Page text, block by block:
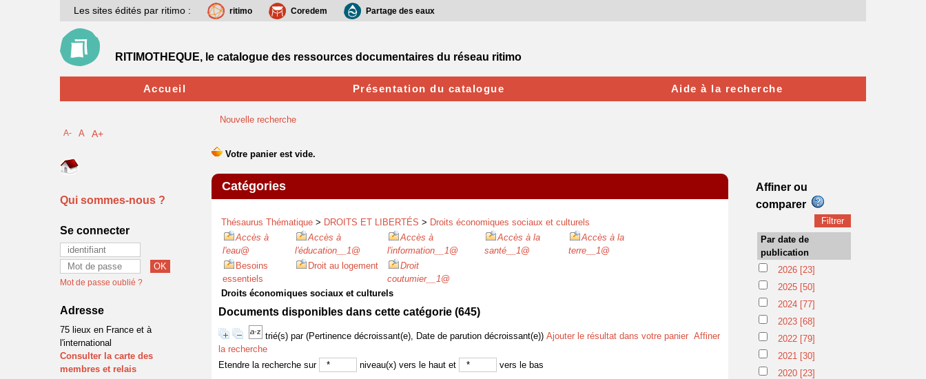
Nouvelle recherche
Catégories
Thésaurus Thématique > DROITS ET LIBERTÉS > Droits économiques sociaux et culturels
Accès à
l'eau@
Accès à
l'éducation__1@
Accès à
l'information__1@
Accès à la
santé__1@
Accès à la
terre__1@
Besoins
essentiels
Droit au logement
Droit
coutumier__1@
Droits économiques sociaux et culturels
Documents disponibles dans cette catégorie (645)
trié(s) par (Pertinence décroissant(e), Date de parution décroissant(e)) Ajouter le résultat dans votre panier Affiner
la recherche
Etendre la recherche sur
niveau(x) vers le haut et vers le bas
Les sites édités par ritimo : ritimo Coredem Partage des eaux
RITIMOTHEQUE, le catalogue des ressources documentaires du réseau ritimo
Accueil Présentation du catalogue Aide à la recherche
A- A A+
Qui sommes-nous ?
Se connecter
Mot de passe oublié ?
Adresse
75 lieux en France et à
l'international
Consulter la carte des
membres et relais
Affiner ou
comparer
Par date de
publication
2026 [23]
2025 [50]
2024 [77]
2023 [68]
2022 [79]
2021 [30]
2020 [23]